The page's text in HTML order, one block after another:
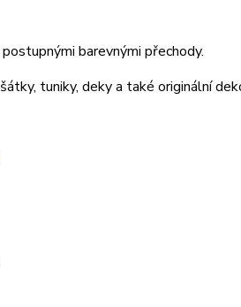
barevnými přechody.
tuniky, deky a také originální